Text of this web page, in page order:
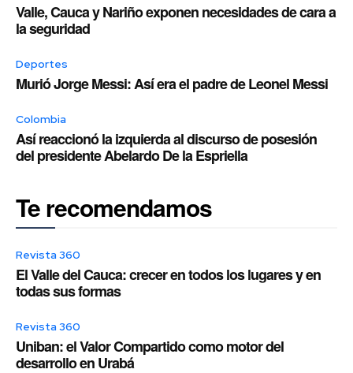
Valle, Cauca y Nariño exponen necesidades de cara a
la seguridad
Deportes
Murió Jorge Messi: Así era el padre de Leonel Messi
Colombia
Así reaccionó la izquierda al discurso de posesión
del presidente Abelardo De la Espriella
Te recomendamos
Revista 360
El Valle del Cauca: crecer en todos los lugares y en
todas sus formas
Revista 360
Uniban: el Valor Compartido como motor del
desarrollo en Urabá